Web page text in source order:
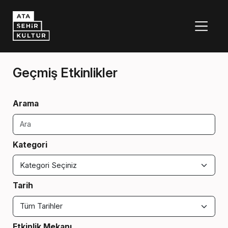
Geçmiş Etkinlikler
Arama
Kategori
Tarih